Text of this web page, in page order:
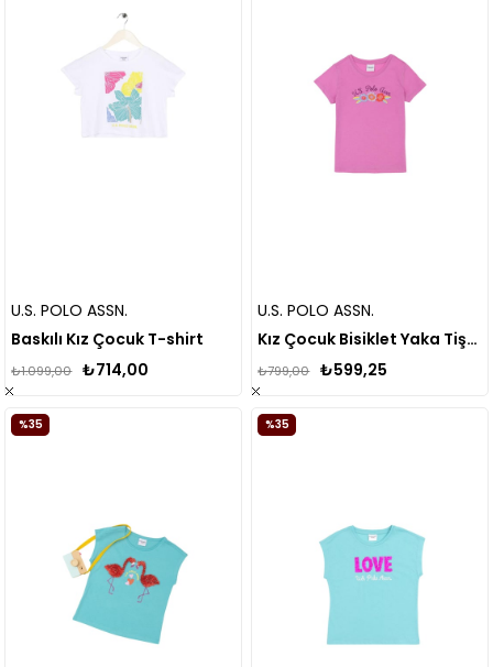
U.S. POLO ASSN.
Baskılı Kız Çocuk T-shirt
₺714,00
₺1.099,00
U.S. POLO ASSN.
Kız Çocuk Bisiklet Yaka Tişört 1835233
₺599,25
₺799,00
%35 %35